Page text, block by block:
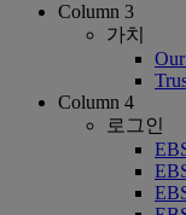
Column 3
가치
Column 4
로그인